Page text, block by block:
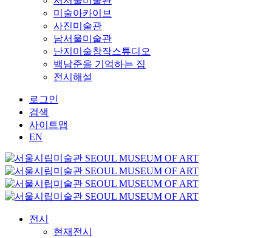
미술아카이브
사진미술관
남서울미술관
난지미술창작스튜디오
백남준을 기억하는 집
전시해설
로그인
검색
사이트맵
EN
전시
현재전시